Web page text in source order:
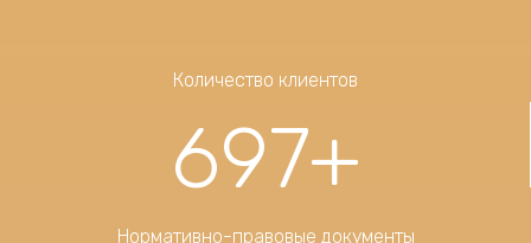
Количество клиентов
697+
Нормативно-правовые документы